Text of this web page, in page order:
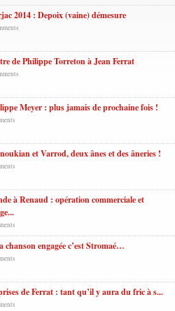
2014 : Depoix (vaine) démesure
de Philippe Torreton à Jean Ferrat
Meyer : plus jamais de prochaine fois !
et Varrod, deux ânes et des âneries !
à Renaud : opération commerciale et
chanson engagée c’est Stromaé…
de Ferrat : tant qu’il y aura du fric à s...